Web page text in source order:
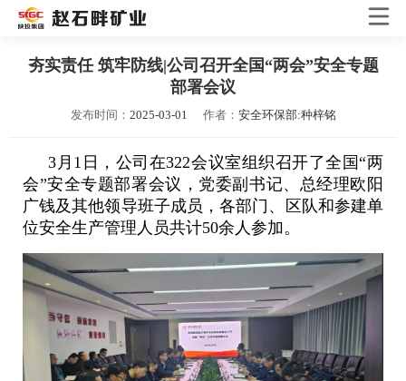
夯实责任 筑牢防线|公司召开全国“两会”安全专题
部署会议
发布时间： 2025-03-01 作者： 安全环保部:种梓铭
3月1日，公司在322会议室组织召开了全国“两
会”安全专题部署会议，党委副书记、总经理欧阳
广钱及其他领导班子成员，各部门、区队和参建单
位安全生产管理人员共计50余人参加。